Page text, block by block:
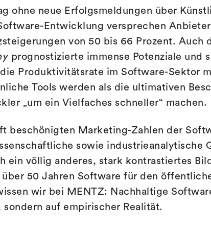
ohne neue Erfolgsmeldungen über
Entwicklung versprechen
von 50 bis 66 Prozent. Auch
prognostizierte immense Potenziale und
Produktivitätsrate im Software-Sektor
Tools werden als die ultimativen
„um ein Vielfaches schneller“ machen.
beschönigten Marketing-Zahlen der
sowie industrieanalytische
ein völlig anderes, stark kontrastiertes
50 Jahren Software für den
wir bei MENTZ: Nachhaltige
auf empirischer Realität.